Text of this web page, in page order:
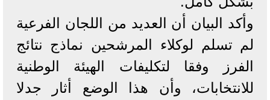
وأكد البيان أن العديد من اللجان الفرعية
لم تسلم لوكلاء المرشحين نماذج نتائج
الفرز وفقا لتكليفات الهيئة الوطنية
للانتخابات، وأن هذا الوضع أثار جدلا